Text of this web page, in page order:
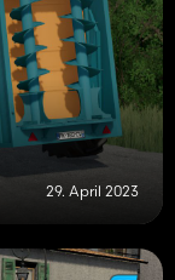
29. April 2023